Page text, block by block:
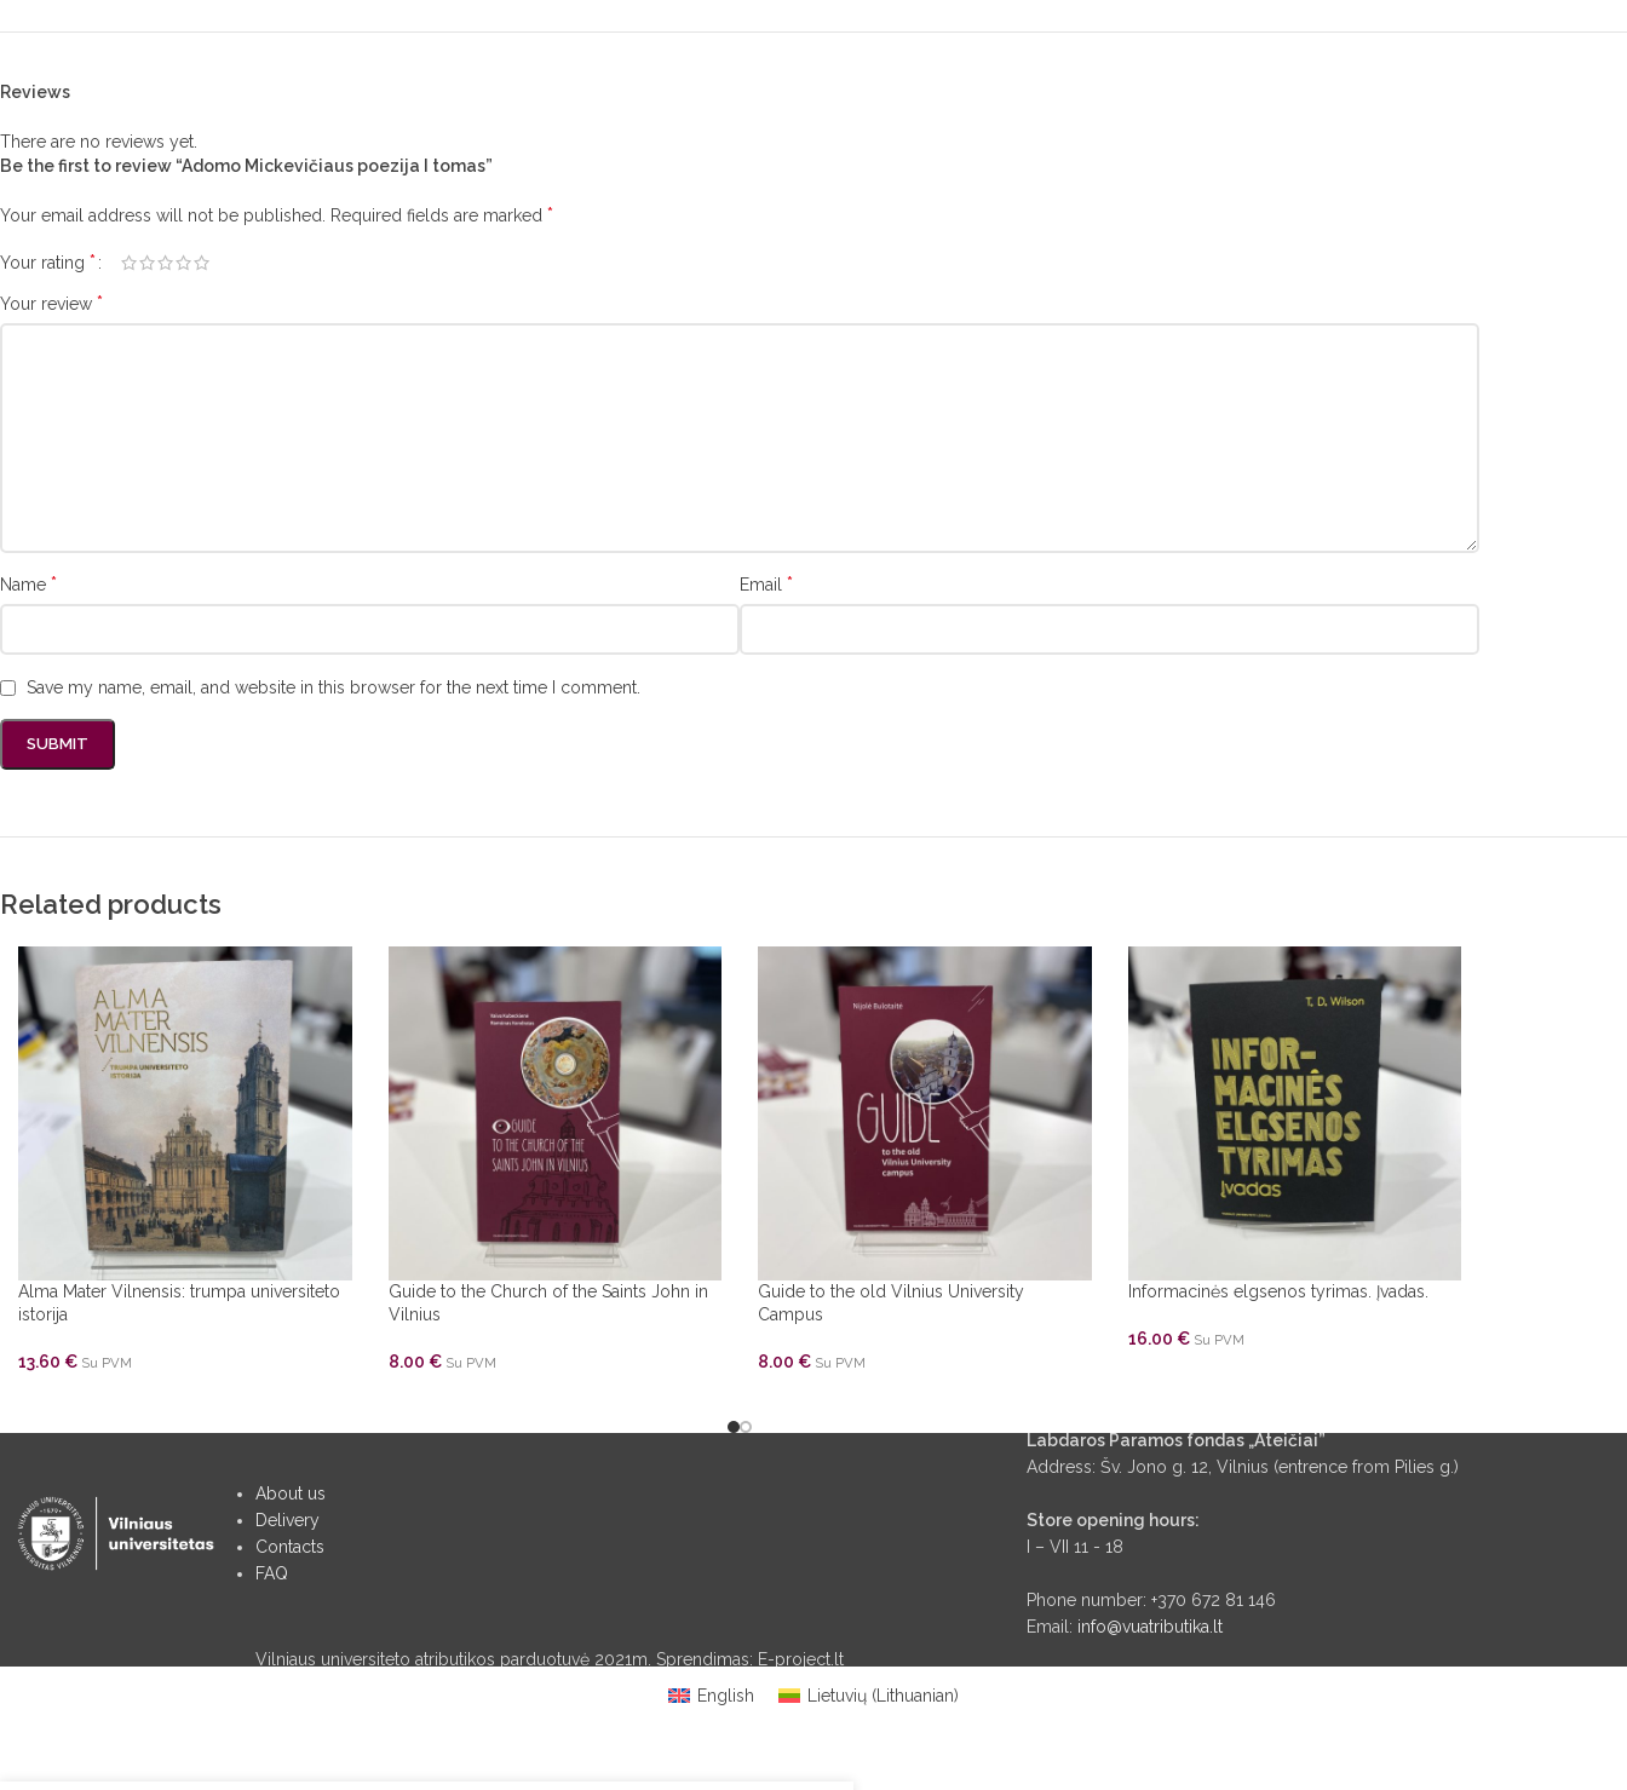
Reviews
There are no reviews yet.
Be the first to review “Adomo Mickevičiaus poezija I tomas”
Your email address will not be published. Required fields are marked *
Your rating *
Your review *
Name * Email *
Save my name, email, and website in this browser for the next time I comment.
Related products
Alma Mater Vilnensis: trumpa universiteto
istorija
13.60 € Su PVM
Guide to the Church of the Saints John in
Vilnius
8.00 € Su PVM
Guide to the old Vilnius University
Campus
8.00 € Su PVM
Informacinės elgsenos tyrimas. Įvadas.
16.00 € Su PVM
About us
Delivery
Contacts
FAQ
Labdaros Paramos fondas „Ateičiai”
Address: Šv. Jono g. 12, Vilnius (entrence from Pilies g.)
Store opening hours:
I – VII 11 - 18
Phone number: +370 672 81 146
Email: info@vuatributika.lt
Vilniaus universiteto atributikos parduotuvė 2021m. Sprendimas: E-project.lt
English
Lietuvių(Lithuanian)